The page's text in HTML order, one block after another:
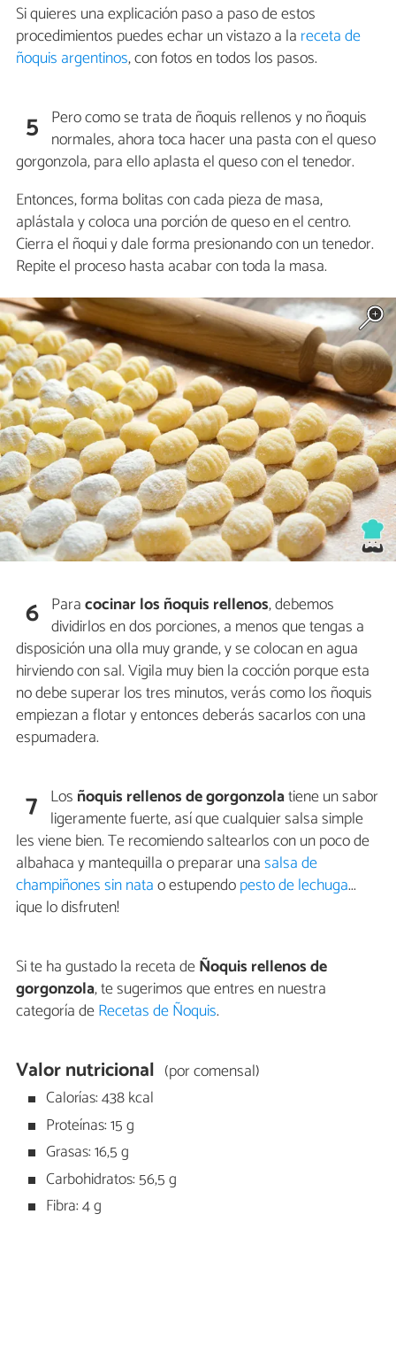
Si quieres una explicación paso a paso de estos
procedimientos puedes echar un vistazo a la receta de
ñoquis argentinos, con fotos en todos los pasos.
5 Pero como se trata de ñoquis rellenos y no ñoquis
normales, ahora toca hacer una pasta con el queso
gorgonzola, para ello aplasta el queso con el tenedor.
Entonces, forma bolitas con cada pieza de masa,
aplástala y coloca una porción de queso en el centro.
Cierra el ñoqui y dale forma presionando con un tenedor.
Repite el proceso hasta acabar con toda la masa.
6 Paracocinar los ñoquis rellenos, debemos
dividirlos en dos porciones, a menos que tengas a
disposición una olla muy grande, y se colocan en agua
hirviendo con sal. Vigila muy bien la cocción porque esta
no debe superar los tres minutos, verás como los ñoquis
empiezan a flotar y entonces deberás sacarlos con una
espumadera.
7 Los ñoquis rellenos de gorgonzolatiene un sabor
ligeramente fuerte, así que cualquier salsa simple
les viene bien. Te recomiendo saltearlos con un poco de
albahaca y mantequilla o preparar unasalsa de
champiñones sin natao estupendopesto de lechuga...
¡que lo disfruten!
Si te ha gustado la receta deÑoquis rellenos de
gorgonzola, te sugerimos que entres en nuestra
categoría deRecetas de Ñoquis.
Valor nutricional (por comensal)
Calorías: 438 kcal
Proteínas: 15 g
Grasas: 16,5 g
Carbohidratos: 56,5 g
Fibra: 4 g